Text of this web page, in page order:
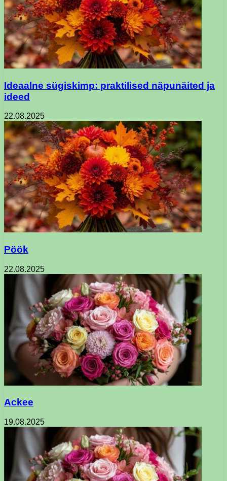
Ideaalne sügiskimp: praktilised näpunäited ja
ideed
22.08.2025
Pöök
22.08.2025
Ackee
19.08.2025